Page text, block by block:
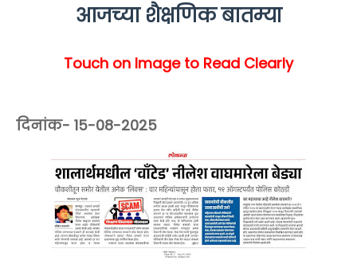
आजच्या शैक्षणिक बातम्या
Touch on Image to Read Clearly
दिनांक- 15-08-2025